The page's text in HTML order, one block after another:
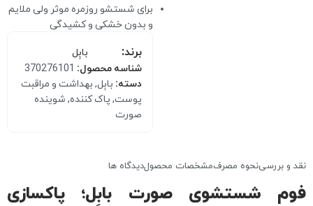
برای شستشو روزمره موثر ولی ملایم
و بدون خشکی و کشیدگی
برند:
بابِل
شناسه محصول: 370276101
دسته: بابِل, بهداشت و مراقبت
پوست, پاک کننده, شوینده
صورت
نقد و بررسینحوه مصرفمشخصات محصولدیدگاه ها
فوم شستشوی صورت بابِل؛ پاکسازی